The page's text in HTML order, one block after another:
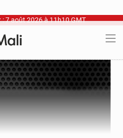
7 août 2026 à 11h10 GMT